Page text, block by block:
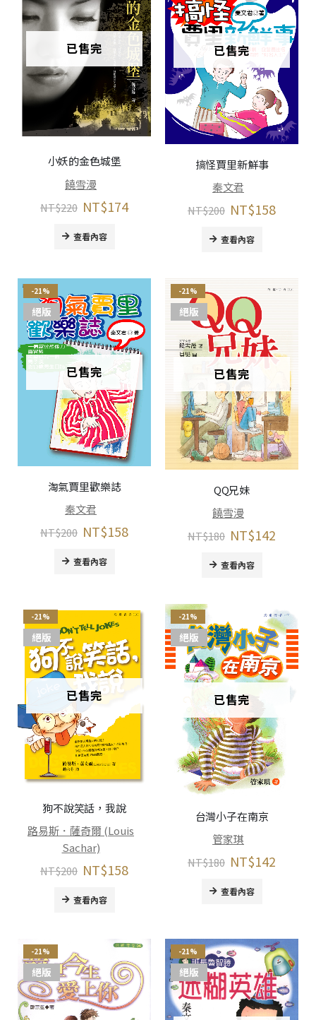
已售完
小妖的金色城堡
饒雪漫
NT$220 NT$174
查看內容
已售完
搞怪賈里新鮮事
秦文君
NT$200 NT$158
查看內容
-21%
已售完
絕版
淘氣賈里歡樂誌
秦文君
NT$200 NT$158
查看內容
-21%
已售完
絕版
QQ兄妹
饒雪漫
NT$180 NT$142
查看內容
-21%
已售完
絕版
狗不說笑話，我說
路易斯．薩奇爾 (Louis
Sachar)
NT$200 NT$158
查看內容
-21%
已售完
絕版
台灣小子在南京
管家琪
NT$180 NT$142
查看內容
-21%
絕版
-21%
絕版